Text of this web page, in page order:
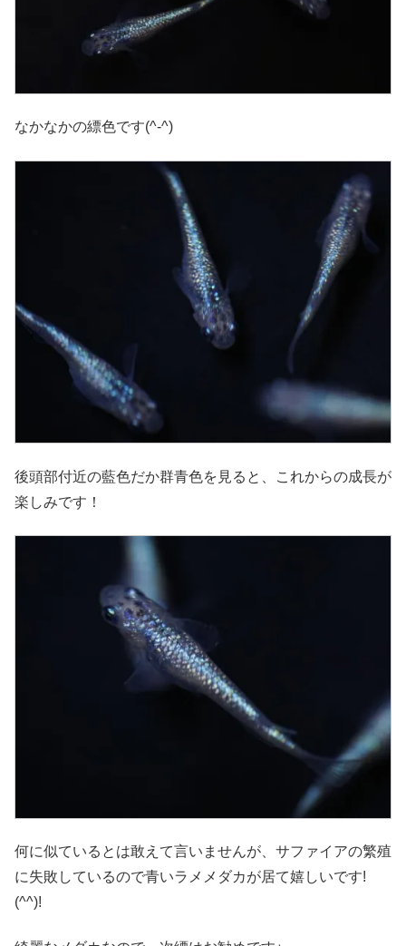
なかなかの縹色です(^-^)
後頭部付近の藍色だか群青色を見ると、これからの成長が
楽しみです！
何に似ているとは敢えて言いませんが、サファイアの繁殖
に失敗しているので青いラメメダカが居て嬉しいです!
(^^)!